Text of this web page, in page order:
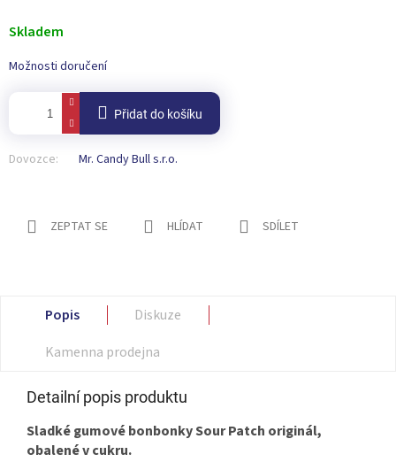
cena:
Skladem
Možnosti doručení
Přidat do košíku
Dovozce: Mr. Candy Bull s.r.o.
ZEPTAT SE HLÍDAT SDÍLET
Popis
Diskuze
Kamenna prodejna
Detailní popis produktu
Sladké gumové bonbonky Sour Patch originál,
obalené v cukru.